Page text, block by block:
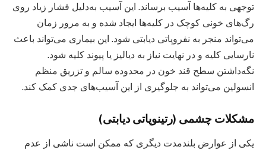
توجهی به کلیه‌ها آسیب برساند. این آسیب به‌دلیل فشار زیاد روی
رگ‌های خونی کوچک در کلیه‌ها ایجاد شده و به مرور زمان
می‌تواند منجر به نفروپاتی دیابتی شود. این بیماری می‌تواند باعث
نارسایی کلیه و در نهایت نیاز به دیالیز یا پیوند کلیه شود.
نگه‌داشتن سطح قند خون در محدوده سالم و تزریق منظم
انسولین می‌تواند به جلوگیری از این آسیب‌های جدی کمک کند.
مشکلات چشمی (رتینوپاتی دیابتی)
یکی از عوارض بلندمدت دیگری که ممکن است ناشی از عدم